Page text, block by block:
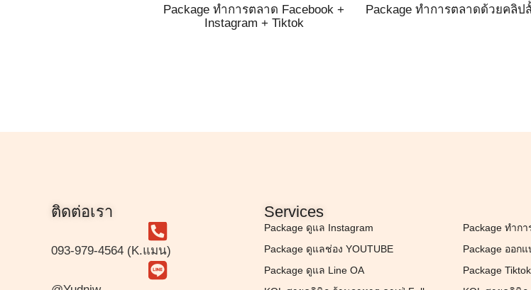
Package ทำการตลาด Facebook +
Instagram + Tiktok
Package ทำการตลาดด้วยคลิป
ติดต่อเรา
093-979-4564 (K.แมน)
Services
Package ดูแล Instagram
Package ทำก
Package ดูแลช่อง YOUTUBE
Package ออก
Package ดูแล Line OA
Package Tiktok